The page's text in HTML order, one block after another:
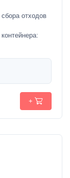
отходов
+